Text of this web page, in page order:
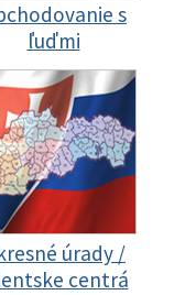
s
ľuďmi
úrady /
centrá